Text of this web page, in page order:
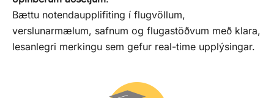
Bættu notendaupplifiting í flugvöllum,
verslunarmælum, safnum og flugastöðvum með klara,
lesanlegri merkingu sem gefur real-time upplýsingar.